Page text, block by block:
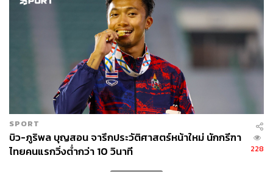
SPORT
บิว-ภูริพล บุญสอน จารึกประวัติศาสตร์หน้าใหม่ นักกรีฑา
ไทยคนแรกวิ่งต่ำกว่า 10 วินาที
228